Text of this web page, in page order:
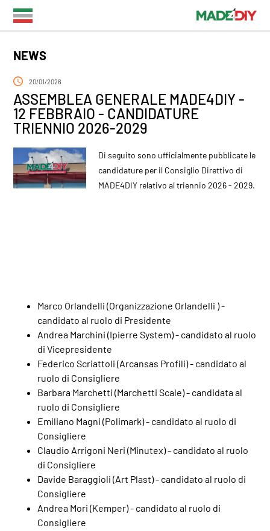
NEWS
20/01/2026
ASSEMBLEA GENERALE MADE4DIY -
12 FEBBRAIO - CANDIDATURE
TRIENNIO 2026-2029
Di seguito sono ufficialmente pubblicate le
candidature per il Consiglio Direttivo di
MADE4DIY relativo al triennio 2026 - 2029.
Marco Orlandelli (Organizzazione Orlandelli ) -
candidato al ruolo di Presidente
Andrea Marchini (Ipierre System) - candidato al ruolo
di Vicepresidente
Federico Scriattoli (Arcansas Profili) - candidato al
ruolo di Consigliere
Barbara Marchetti (Marchetti Scale) - candidata al
ruolo di Consigliere
Emiliano Magni (Polimark) - candidato al ruolo di
Consigliere
Claudio Arrigoni Neri (Minutex) - candidato al ruolo
di Consigliere
Davide Baraggioli (Art Plast) - candidato al ruolo di
Consigliere
Andrea Mori (Kemper) - candidato al ruolo di
Consigliere